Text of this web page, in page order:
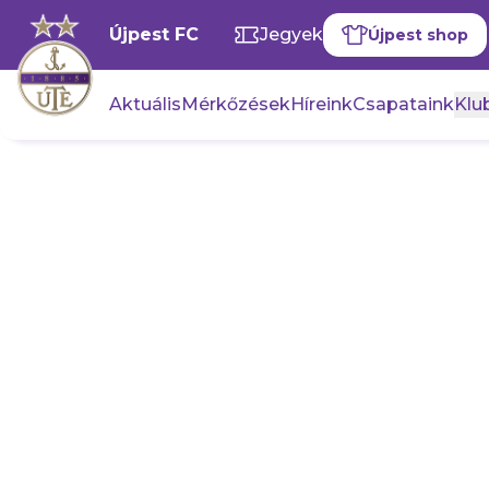
Újpest FC Jegyek Újpest shop
AktuálisMérkőzésekHíreinkCsapataink